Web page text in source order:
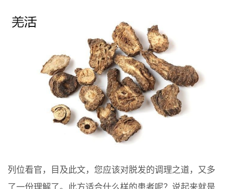
列位看官，目及此文，您应该对脱发的调理之道，又多
了一份理解了。此方适合什么样的患者呢？说起来就是